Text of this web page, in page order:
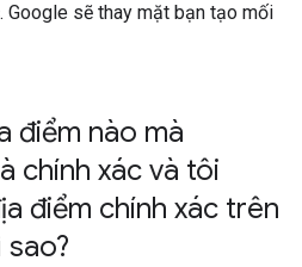
Google sẽ thay mặt bạn tạo mối
điểm nào mà
chính xác và tôi
điểm chính xác trên